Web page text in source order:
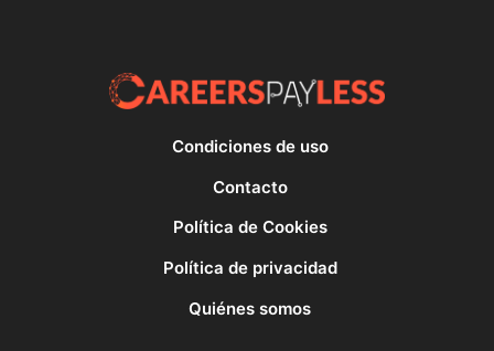
Condiciones de uso
Contacto
Política de Cookies
Política de privacidad
Quiénes somos